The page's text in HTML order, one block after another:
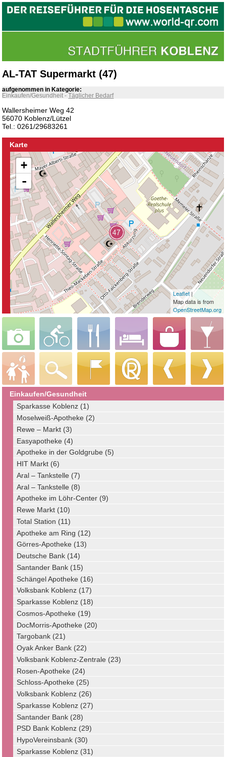
AL-TAT Supermarkt (47)
aufgenommen in Kategorie:
Einkaufen/Gesundheit - Täglicher Bedarf
Wallersheimer Weg 42
56070 Koblenz/Lützel
Tel.: 0261/29683261
Karte
+
-
Leaflet|
Map data is from
OpenStreetMap.org
Einkaufen/Gesundheit
Sparkasse Koblenz (1)
Moselweiß-Apotheke (2)
Rewe – Markt (3)
Easyapotheke (4)
Apotheke in der Goldgrube (5)
HIT Markt (6)
Aral – Tankstelle (7)
Aral – Tankstelle (8)
Apotheke im Löhr-Center (9)
Rewe Markt (10)
Total Station (11)
Apotheke am Ring (12)
Görres-Apotheke (13)
Deutsche Bank (14)
Santander Bank (15)
Schängel Apotheke (16)
Volksbank Koblenz (17)
Sparkasse Koblenz (18)
Cosmos-Apotheke (19)
DocMorris-Apotheke (20)
Targobank (21)
Oyak Anker Bank (22)
Volksbank Koblenz-Zentrale (23)
Rosen-Apotheke (24)
Schloss-Apotheke (25)
Volksbank Koblenz (26)
Sparkasse Koblenz (27)
Santander Bank (28)
PSD Bank Koblenz (29)
HypoVereinsbank (30)
Sparkasse Koblenz (31)